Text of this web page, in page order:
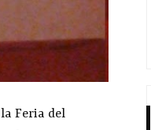
Feria del